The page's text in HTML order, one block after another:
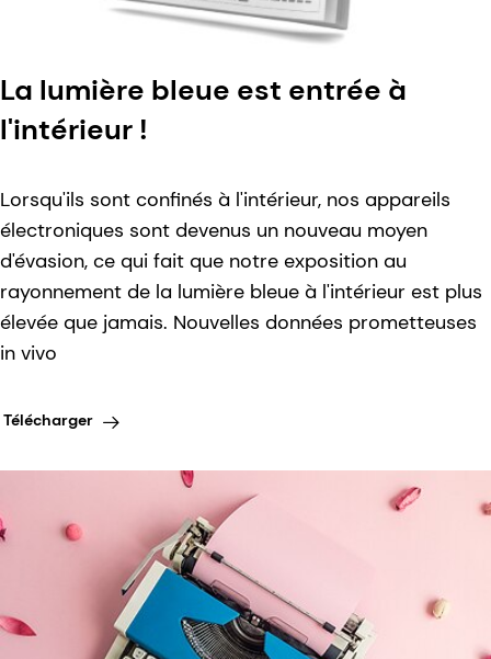
La lumière bleue est entrée à
l'intérieur !
Lorsqu'ils sont confinés à l'intérieur, nos appareils
électroniques sont devenus un nouveau moyen
d'évasion, ce qui fait que notre exposition au
rayonnement de la lumière bleue à l'intérieur est plus
élevée que jamais. Nouvelles données prometteuses
in vivo
Télécharger